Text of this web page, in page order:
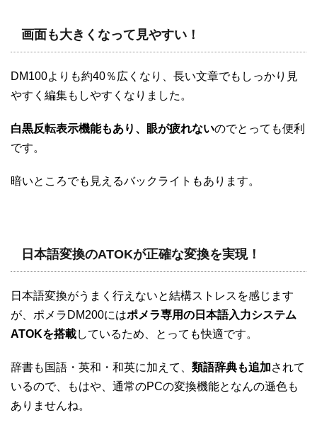
画面も大きくなって見やすい！
DM100よりも約40％広くなり、長い文章でもしっかり見
やすく編集もしやすくなりました。
白黒反転表示機能もあり、眼が疲れないのでとっても便利
です。
暗いところでも見えるバックライトもあります。
日本語変換のATOKが正確な変換を実現！
日本語変換がうまく行えないと結構ストレスを感じます
が、ポメラDM200にはポメラ専用の日本語入力システム
ATOKを搭載しているため、とっても快適です。
辞書も国語・英和・和英に加えて、 類語辞典も追加されて
いるので、もはや、通常のPCの変換機能となんの遜色も
ありませんね。